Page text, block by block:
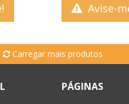
Avise-
Carregar mais produtos
PÁGINAS